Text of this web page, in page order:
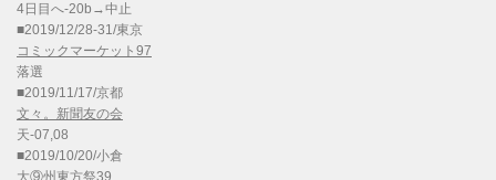
4日目へ-20b→中止
■2019/12/28-31/東京
コミックマーケット97
落選
■2019/11/17/京都
文々。新聞友の会
天-07,08
■2019/10/20/小倉
大⑨州東方祭39